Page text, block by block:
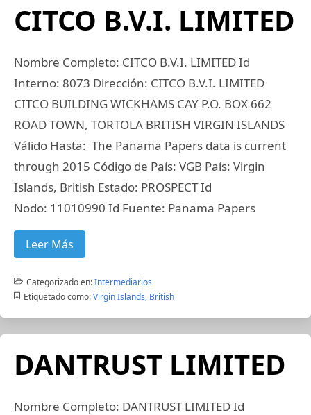
CITCO B.V.I. LIMITED
Nombre Completo: CITCO B.V.I. LIMITED Id
Interno: 8073 Dirección: CITCO B.V.I. LIMITED
CITCO BUILDING WICKHAMS CAY P.O. BOX 662
ROAD TOWN, TORTOLA BRITISH VIRGIN ISLANDS
Válido Hasta: The Panama Papers data is current
through 2015 Código de País: VGB País: Virgin
Islands, British Estado: PROSPECT Id
Nodo: 11010990 Id Fuente: Panama Papers
Leer Más
Categorizado en:Intermediarios
Etiquetado como: Virgin Islands, British
DANTRUST LIMITED
Nombre Completo: DANTRUST LIMITED Id